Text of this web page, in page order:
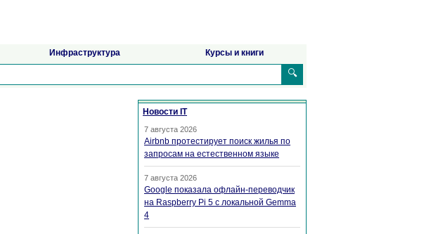
Инфраструктура Курсы и книги
🔍
Новости IT
7 августа 2026
Airbnb протестирует поиск жилья по
запросам на естественном языке
7 августа 2026
Google показала офлайн-переводчик
на Raspberry Pi 5 с локальной Gemma
4